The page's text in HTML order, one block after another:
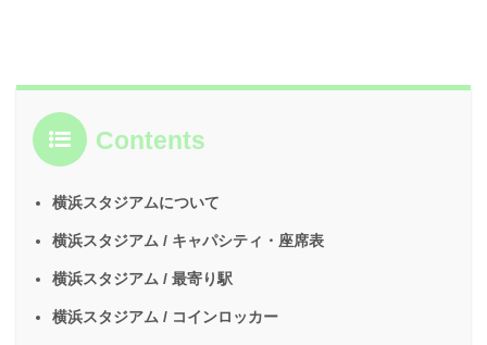
Contents
横浜スタジアムについて
横浜スタジアム / キャパシティ・座席表
横浜スタジアム / 最寄り駅
横浜スタジアム / コインロッカー